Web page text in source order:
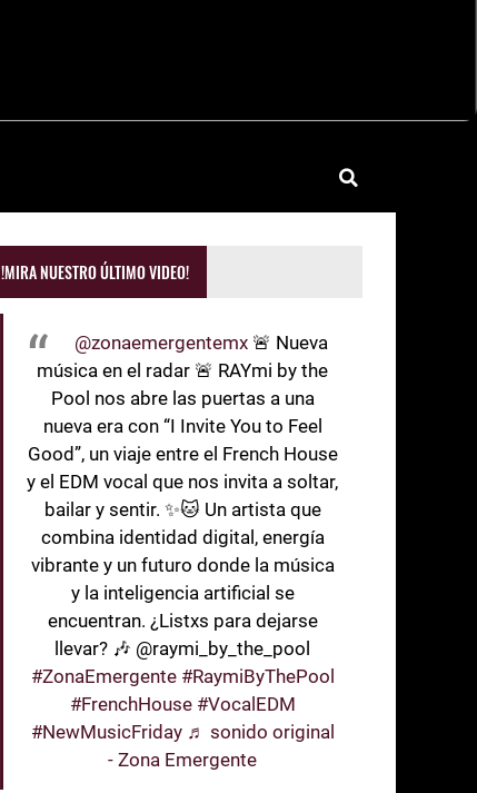
!MIRA NUESTRO ÚLTIMO VIDEO!
@zonaemergentemx 🚨 Nueva
música en el radar 🚨 RAYmi by the
Pool nos abre las puertas a una
nueva era con “I Invite You to Feel
Good”, un viaje entre el French House
y el EDM vocal que nos invita a soltar,
bailar y sentir. ✨🐱 Un artista que
combina identidad digital, energía
vibrante y un futuro donde la música
y la inteligencia artificial se
encuentran. ¿Listxs para dejarse
llevar? 🎶 @raymi_by_the_pool
#ZonaEmergente #RaymiByThePool
#FrenchHouse #VocalEDM
#NewMusicFriday ♬ sonido original
- Zona Emergente